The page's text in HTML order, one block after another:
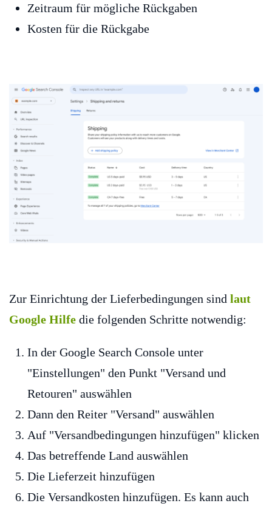
Zeitraum für mögliche Rückgaben
Kosten für die Rückgabe
Zur Einrichtung der Lieferbedingungen sind laut
Google Hilfe die folgenden Schritte notwendig:
In der Google Search Console unter
"Einstellungen" den Punkt "Versand und
Retouren" auswählen
Dann den Reiter "Versand" auswählen
Auf "Versandbedingungen hinzufügen" klicken
Das betreffende Land auswählen
Die Lieferzeit hinzufügen
Die Versandkosten hinzufügen. Es kann auch